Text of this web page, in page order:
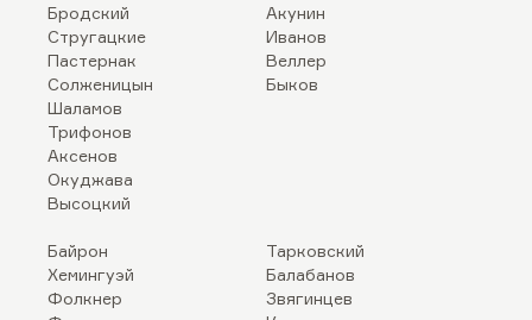
Бродский
Стругацкие
Пастернак
Солженицын
Шаламов
Трифонов
Аксенов
Окуджава
Высоцкий
Акунин
Иванов
Веллер
Быков
Байрон
Хемингуэй
Фолкнер
Тарковский
Балабанов
Звягинцев